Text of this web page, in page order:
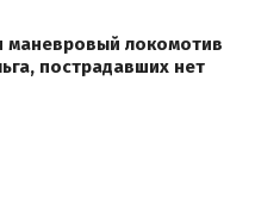
маневровый локомотив
пострадавших нет